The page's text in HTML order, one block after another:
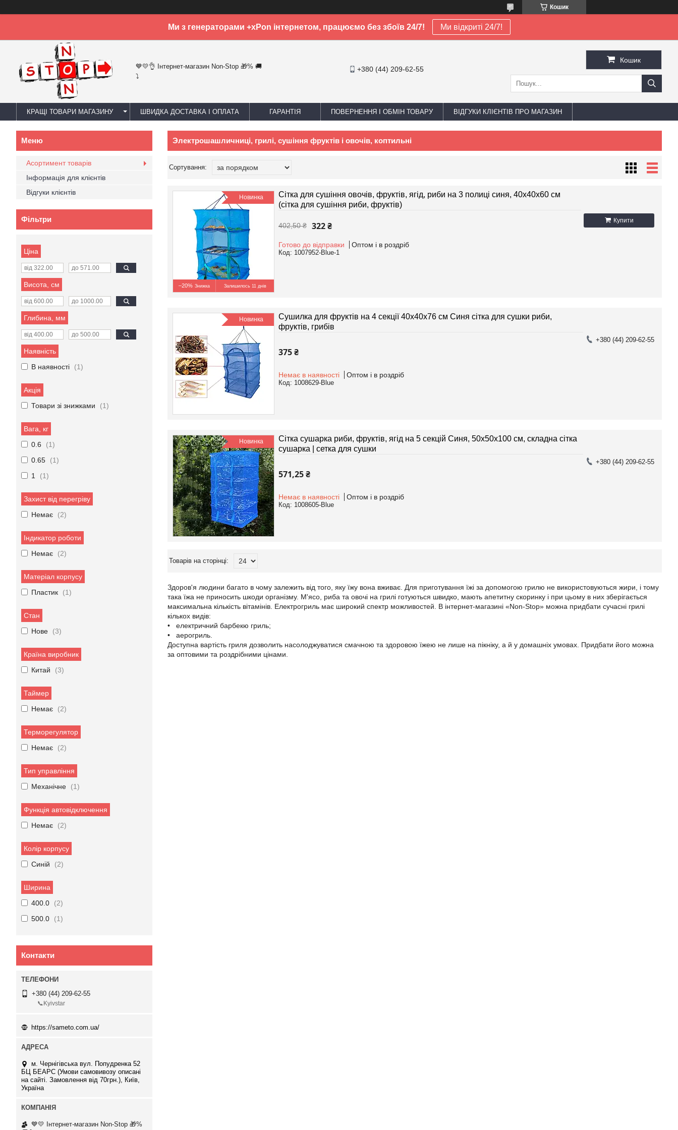
Кошик
Ми з генераторами +xPon інтернетом, працюємо без збоїв 24/7! Ми відкриті 24/7!
💙💛👌 Інтернет-магазин Non-Stop 🎁% 🚚
⤵
+380 (44) 209-62-55
Кошик
КРАЩІ ТОВАРИ МАГАЗИНУ ШВИДКА ДОСТАВКА І ОПЛАТА ГАРАНТІЯ ПОВЕРНЕННЯ І ОБМІН ТОВАРУ ВІДГУКИ КЛІЄНТІВ ПРО МАГАЗИН
Электрошашличниці, грилі, сушіння фруктів і овочів, коптильні
Новинка
–20% Залишилось 11 днів
Купити
Сітка для сушіння овочів, фруктів, ягід, риби на 3 полиці синя, 40х40х60 см
(сітка для сушіння риби, фруктів)
402,50 ₴ 322 ₴
Готово до відправки Оптом і в роздріб
1007952-Blue-1
Новинка
+380 (44) 209-62-55
Сушилка для фруктів на 4 секції 40х40х76 см Синя сітка для сушки риби,
фруктів, грибів
375 ₴
Немає в наявності Оптом і в роздріб
1008629-Blue
Новинка
+380 (44) 209-62-55
Сітка сушарка риби, фруктів, ягід на 5 секцій Синя, 50х50х100 см, складна сітка
сушарка | сетка для сушки
571,25 ₴
Немає в наявності Оптом і в роздріб
1008605-Blue
Здоров'я людини багато в чому залежить від того, яку їжу вона вживає. Для приготування їжі за допомогою грилю не використовуються жири, і тому
така їжа не приносить шкоди організму. М'ясо, риба та овочі на грилі готуються швидко, мають апетитну скоринку і при цьому в них зберігається
максимальна кількість вітамінів. Електрогриль має широкий спектр можливостей. В інтернет-магазині «Non-Stop» можна придбати сучасні грилі
кількох видів:
• електричний барбекю гриль;
• аерогриль.
Доступна вартість гриля дозволить насолоджуватися смачною та здоровою їжею не лише на пікніку, а й у домашніх умовах. Придбати його можна
за оптовими та роздрібними цінами.
Асортимент товарів
Інформація для клієнтів
Відгуки клієнтів
Фільтри
Ціна
Висота, см
Глибина, мм
Наявність
В наявності
1
Акція
Товари зі знижками
1
Вага, кг
0.6
1
0.65
1
1
1
Захист від перегріву
Немає
2
Індикатор роботи
Немає
2
Матеріал корпусу
Пластик
1
Стан
Нове
3
Країна виробник
Китай
3
Таймер
Немає
2
Терморегулятор
Немає
2
Тип управління
Механічне
1
Функція автовідключення
Немає
2
Колір корпусу
Синій
2
Ширина
400.0
2
500.0
1
Контакти
+380 (44) 209-62-55
📞Kyivstar
https://sameto.com.ua/
м. Чернігівська вул. Попудренка 52
БЦ БЕАРС (Умови самовивозу описані
на сайті. Замовлення від 70грн.), Київ,
Україна
💙💛 Інтернет-магазин Non-Stop 🎁%